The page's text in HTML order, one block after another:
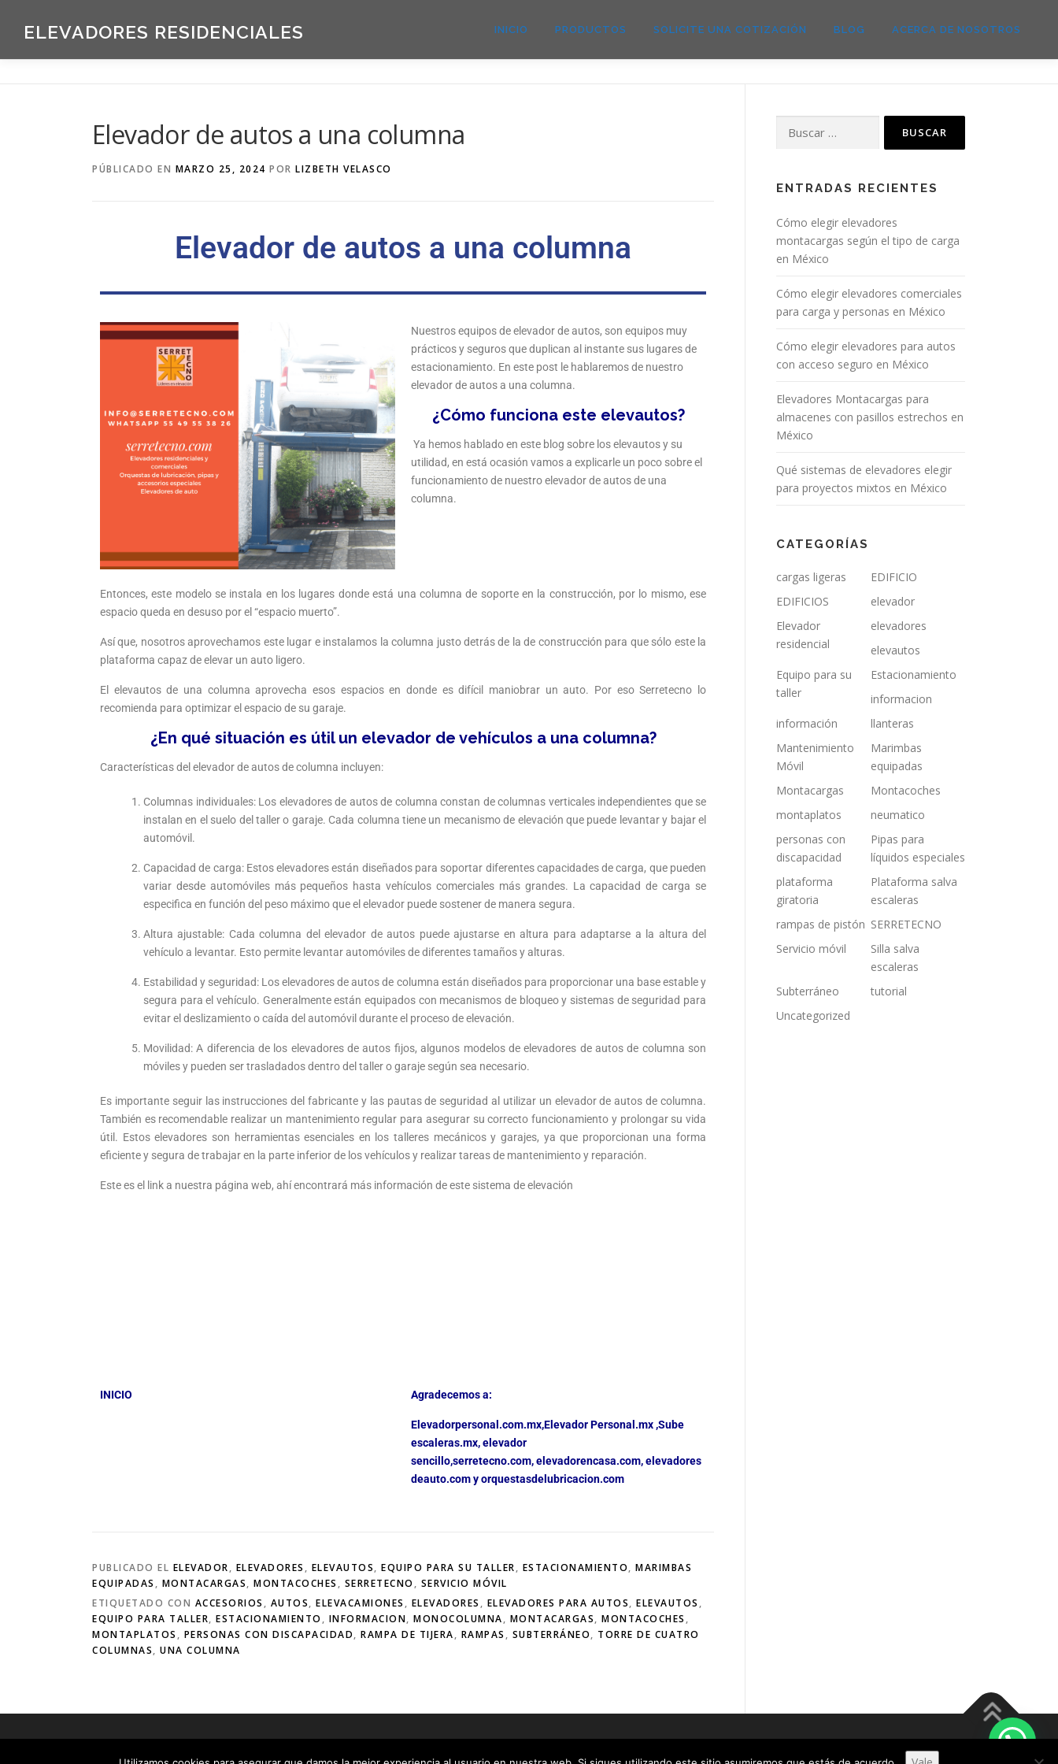
ELEVADORES RESIDENCIALES INICIO PRODUCTOS SOLICITE UNA COTIZACIÓN BLOG ACERCA DE NOSOTROS
Elevador de autos a una columna
PÚBLICADO EN MARZO 25, 2024 POR LIZBETH VELASCO
Elevador de autos a una columna
Nuestros equipos de elevador de autos, son equipos muy
prácticos y seguros que duplican al instante sus lugares de
estacionamiento. En este post le hablaremos de nuestro
elevador de autos a una columna.
¿Cómo funciona este elevautos?
Ya hemos hablado en este blog sobre los elevautos y su
utilidad, en está ocasión vamos a explicarle un poco sobre el
funcionamiento de nuestro elevador de autos de una
columna.
Entonces, este modelo se instala en los lugares donde está una columna de soporte en la construcción, por lo mismo, ese
espacio queda en desuso por el “espacio muerto”.
Así que, nosotros aprovechamos este lugar e instalamos la columna justo detrás de la de construcción para que sólo este la
plataforma capaz de elevar un auto ligero.
El elevautos de una columna aprovecha esos espacios en donde es difícil maniobrar un auto. Por eso Serretecno lo
recomienda para optimizar el espacio de su garaje.
¿En qué situación es útil un elevador de vehículos a una columna?
Características del elevador de autos de columna incluyen:
Columnas individuales: Los elevadores de autos de columna constan de columnas verticales independientes que se
instalan en el suelo del taller o garaje. Cada columna tiene un mecanismo de elevación que puede levantar y bajar el
automóvil.
Capacidad de carga: Estos elevadores están diseñados para soportar diferentes capacidades de carga, que pueden
variar desde automóviles más pequeños hasta vehículos comerciales más grandes. La capacidad de carga se
especifica en función del peso máximo que el elevador puede sostener de manera segura.
Altura ajustable: Cada columna del elevador de autos puede ajustarse en altura para adaptarse a la altura del
vehículo a levantar. Esto permite levantar automóviles de diferentes tamaños y alturas.
Estabilidad y seguridad: Los elevadores de autos de columna están diseñados para proporcionar una base estable y
segura para el vehículo. Generalmente están equipados con mecanismos de bloqueo y sistemas de seguridad para
evitar el deslizamiento o caída del automóvil durante el proceso de elevación.
Movilidad: A diferencia de los elevadores de autos fijos, algunos modelos de elevadores de autos de columna son
móviles y pueden ser trasladados dentro del taller o garaje según sea necesario.
Es importante seguir las instrucciones del fabricante y las pautas de seguridad al utilizar un elevador de autos de columna.
También es recomendable realizar un mantenimiento regular para asegurar su correcto funcionamiento y prolongar su vida
útil. Estos elevadores son herramientas esenciales en los talleres mecánicos y garajes, ya que proporcionan una forma
eficiente y segura de trabajar en la parte inferior de los vehículos y realizar tareas de mantenimiento y reparación.
Este es el link a nuestra página web, ahí encontrará más información de este sistema de elevación
INICIO Agradecemos a:
Elevadorpersonal.com.mx,Elevador Personal.mx ,Sube
escaleras.mx,elevador
sencillo,serretecno.com,elevadorencasa.com,elevadores
deauto.comyorquestasdelubricacion.com
PUBLICADO EL ELEVADOR, ELEVADORES , ELEVAUTOS, EQUIPO PARA SU TALLER, ESTACIONAMIENTO, MARIMBAS
EQUIPADAS , MONTACARGAS, MONTACOCHES , SERRETECNO , SERVICIO MÓVIL
ETIQUETADO CON ACCESORIOS , AUTOS, ELEVACAMIONES , ELEVADORES , ELEVADORES PARA AUTOS, ELEVAUTOS ,
EQUIPO PARA TALLER, ESTACIONAMIENTO , INFORMACION, MONOCOLUMNA, MONTACARGAS, MONTACOCHES ,
MONTAPLATOS , PERSONAS CON DISCAPACIDAD, RAMPA DE TIJERA, RAMPAS , SUBTERRÁNEO, TORRE DE CUATRO
COLUMNAS, UNA COLUMNA
ENTRADAS RECIENTES
Cómo elegir elevadores
montacargas según el tipo de carga
en México
Cómo elegir elevadores comerciales
para carga y personas en México
Cómo elegir elevadores para autos
con acceso seguro en México
Elevadores Montacargas para
almacenes con pasillos estrechos en
México
Qué sistemas de elevadores elegir
para proyectos mixtos en México
CATEGORÍAS
cargas ligeras
EDIFICIO
EDIFICIOS
elevador
Elevador
residencial
elevadores
elevautos
Equipo para su
taller
Estacionamiento
informacion
información
llanteras
Mantenimiento
Móvil
Marimbas
equipadas
Montacargas
Montacoches
montaplatos
neumatico
personas con
discapacidad
Pipas para
líquidos especiales
plataforma
giratoria
Plataforma salva
escaleras
rampas de pistón SERRETECNO
Servicio móvil
Silla salva
escaleras
Subterráneo
tutorial
Uncategorized